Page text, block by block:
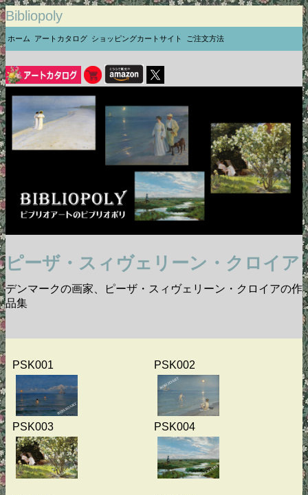
Bibliopoly
ホーム アートカタログ ショッピングカートサイト ご注文方法
ピーザ・スィヴェリーン・クロイア
デンマークの画家、ピーザ・スィヴェリーン・クロイアの作
品集
PSK001 PSK002
PSK003 PSK004